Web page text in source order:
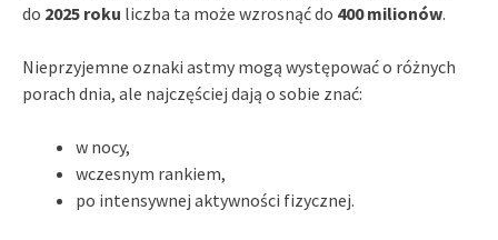
do 2025 roku liczba ta może wzrosnąć do 400 milionów.
Nieprzyjemne oznaki astmy mogą występować o różnych
porach dnia, ale najczęściej dają o sobie znać:
w nocy,
wczesnym rankiem,
po intensywnej aktywności fizycznej.